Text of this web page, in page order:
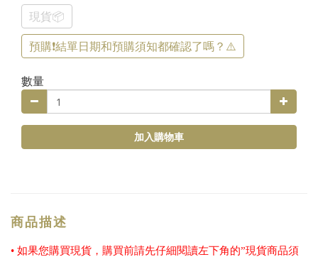
現貨📦
預購❗️結單日期和預購須知都確認了嗎？⚠️
數量
加入購物車
商品描述
• 如果您購買現貨，購買前請先仔細閱讀左下角的”現貨商品須